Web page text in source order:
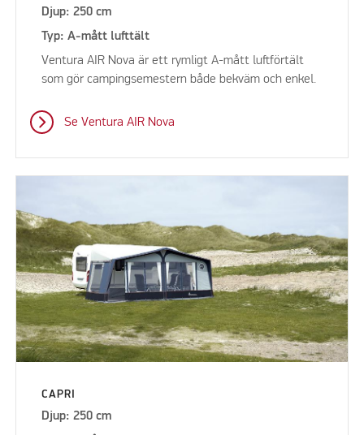
Djup: 250 cm
Typ: A-mått lufttält
Ventura AIR Nova är ett rymligt A-mått luftförtält
som gör campingsemestern både bekväm och enkel.
Se Ventura AIR Nova
CAPRI
Djup: 250 cm